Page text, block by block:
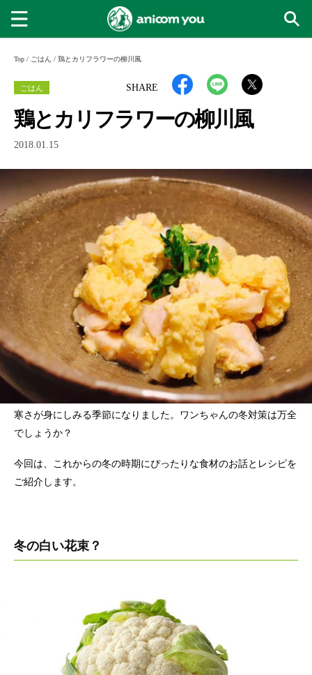
Top / ごはん / 鶏とカリフラワーの柳川風
SHARE
ごはん
鶏とカリフラワーの柳川風
2018.01.15
寒さが身にしみる季節になりました。ワンちゃんの冬対策は万全
でしょうか？
今回は、これからの冬の時期にぴったりな食材のお話とレシピを
ご紹介します。
冬の白い花束？